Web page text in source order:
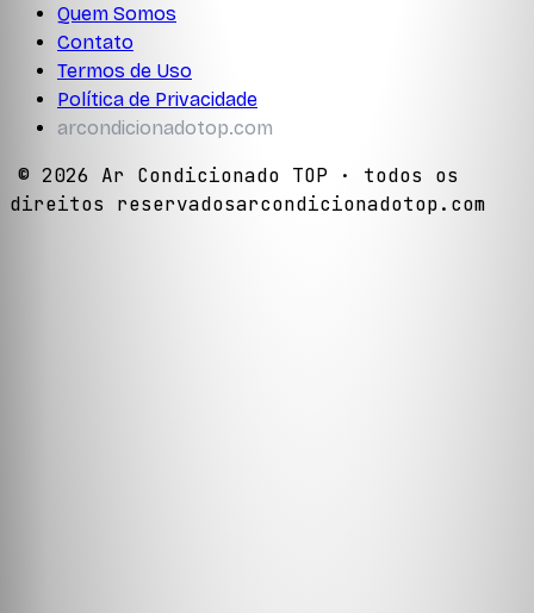
Quem Somos
Contato
Termos de Uso
Política de Privacidade
arcondicionadotop.com
© 2026 Ar Condicionado TOP · todos os
direitos reservadosarcondicionadotop.com